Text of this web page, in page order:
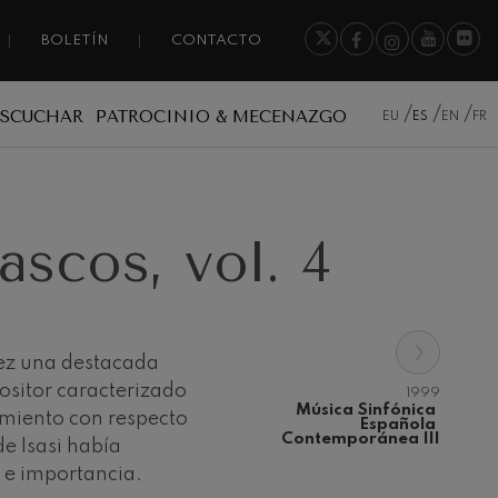
BOLETÍN CONTACTO
PATROCINIO & MECENAZGO EU ES EN FR
vol. 4
una destacada
caracterizado
con respecto
Isasi había
e importancia.
1999
Música Sinfónica
Española
Contemporánea III